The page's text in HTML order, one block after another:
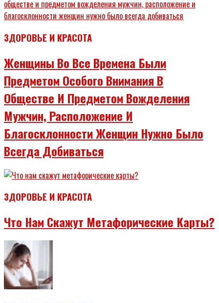
ЗДОРОВЬЕ И КРАСОТА
Женщины Во Все Времена Были
Предметом Особого Внимания В
Обществе И Предметом Вожделения
Мужчин, Расположение И
Благосклонности Женщин Нужно Было
Всегда Добиваться
ЗДОРОВЬЕ И КРАСОТА
Что Нам Скажут Метафорические Карты?